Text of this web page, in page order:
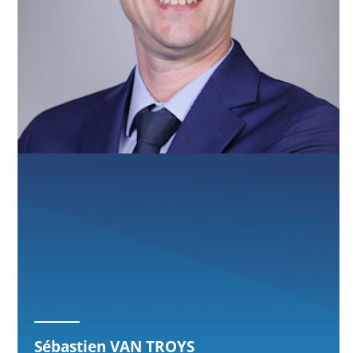
Sébastien VAN TROYS